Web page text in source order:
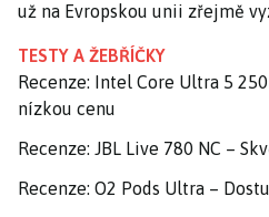
už na Evropskou unii zřejmě
TESTY A ŽEBŘÍČKY
Recenze: Intel Core Ultra 5
nízkou cenu
Recenze: JBL Live 780 NC –
Recenze: O2 Pods Ultra –